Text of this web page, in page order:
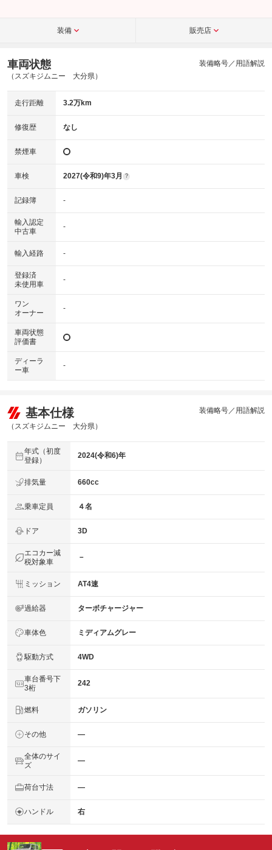
装備 販売店
車両状態
（スズキジムニー 大分県）
装備略号／用語解説
走行距離 3.2万km
修復歴 なし
禁煙車
車検 2027(令和9)年3月 ?
記録簿 -
輸入認定
中古車
-
輸入経路 -
登録済
未使用車
-
ワン
オーナー
-
車両状態
評価書
ディーラ
ー車
-
基本仕様
（スズキジムニー 大分県）
装備略号／用語解説
年式（初度
登録）
2024(令和6)年
排気量 660cc
乗車定員 ４名
ドア 3D
エコカー減
税対象車
－
ミッション AT4速
過給器 ターボチャージャー
車体色 ミディアムグレー
駆動方式 4WD
車台番号下
3桁
242
燃料 ガソリン
その他 ―
全体のサイ
ズ
―
荷台寸法 ―
ハンドル 右